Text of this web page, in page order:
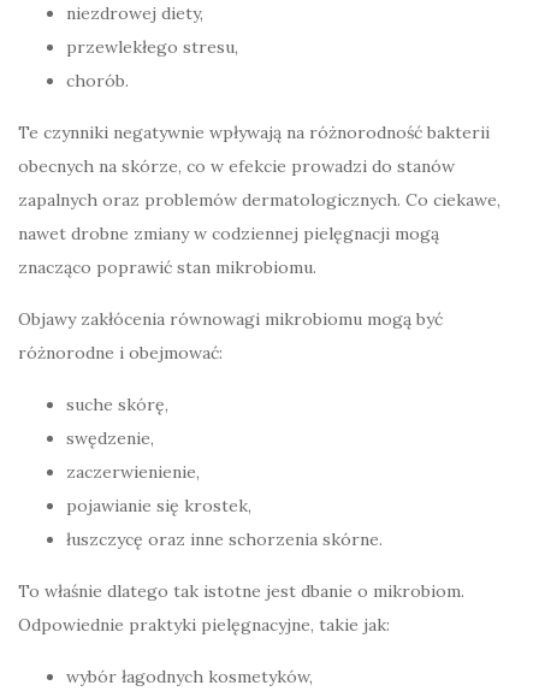
niezdrowej diety,
przewlekłego stresu,
chorób.
Te czynniki negatywnie wpływają na różnorodność bakterii
obecnych na skórze, co w efekcie prowadzi do stanów
zapalnych oraz problemów dermatologicznych. Co ciekawe,
nawet drobne zmiany w codziennej pielęgnacji mogą
znacząco poprawić stan mikrobiomu.
Objawy zakłócenia równowagi mikrobiomu mogą być
różnorodne i obejmować:
suche skórę,
swędzenie,
zaczerwienienie,
pojawianie się krostek,
łuszczycę oraz inne schorzenia skórne.
To właśnie dlatego tak istotne jest dbanie o mikrobiom.
Odpowiednie praktyki pielęgnacyjne, takie jak:
wybór łagodnych kosmetyków,